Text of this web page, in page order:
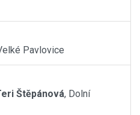
Pavlovice
Štěpánová, Dolní